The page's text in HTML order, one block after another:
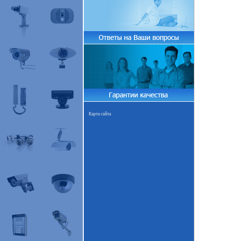
Карта сайта